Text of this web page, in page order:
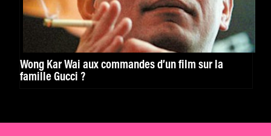
Wong Kar Wai aux commandes d’un film sur la
famille Gucci ?